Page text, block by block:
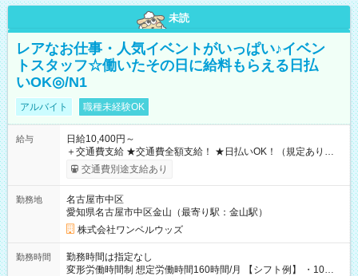
未読
レアなお仕事・人気イベントがいっぱい♪イベン
トスタッフ☆働いたその日に給料もらえる日払
いOK◎/N1
アルバイト 職種未経験OK
給与
日給10,400円～
＋交通費支給 ★交通費全額支給！ ★日払いOK！（規定あり） ┗
働いたその日に現金GET♪ お仕事後はコンビニATMから 日払
交通費別途支給あり
勤務地
名古屋市中区
愛知県名古屋市中区金山（最寄り駅：金山駅）
株式会社ワンベルウッズ
勤務時間
勤務時間は指定なし
変形労働時間制 想定労働時間160時間/月 【シフト例】 ・10：